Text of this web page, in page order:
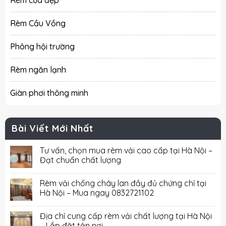
Rèm Cầu Vồng
Phông hội trường
Rèm ngăn lạnh
Giàn phơi thông minh
Bài Viết Mới Nhất
Tư vấn, chọn mua rèm vải cao cấp tại Hà Nội –
Đạt chuẩn chất lượng
Rèm vải chống cháy lan đầy đủ chứng chỉ tại
Hà Nội – Mua ngay 0832721102
Địa chỉ cung cấp rèm vải chất lượng tại Hà Nội